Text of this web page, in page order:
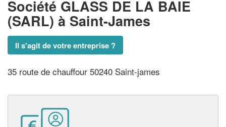
Société GLASS DE LA BAIE
(SARL) à Saint-James
Il s'agit de votre entreprise ?
35 route de chauffour 50240 Saint-james